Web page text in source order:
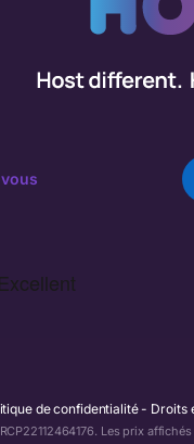
de confidentialité Droits
Les prix